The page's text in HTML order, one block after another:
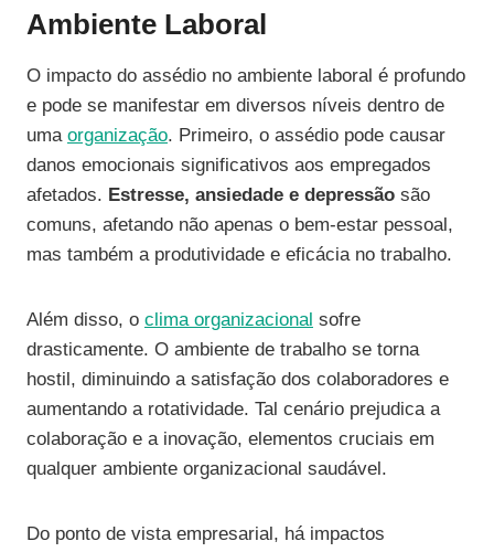
Ambiente Laboral
O impacto do assédio no ambiente laboral é profundo
e pode se manifestar em diversos níveis dentro de
uma organização. Primeiro, o assédio pode causar
danos emocionais significativos aos empregados
afetados. Estresse, ansiedade e depressão são
comuns, afetando não apenas o bem-estar pessoal,
mas também a produtividade e eficácia no trabalho.
Além disso, o clima organizacional sofre
drasticamente. O ambiente de trabalho se torna
hostil, diminuindo a satisfação dos colaboradores e
aumentando a rotatividade. Tal cenário prejudica a
colaboração e a inovação, elementos cruciais em
qualquer ambiente organizacional saudável.
Do ponto de vista empresarial, há impactos